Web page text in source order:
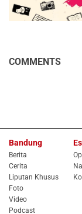
COMMENTS
Bandung
Berita
Cerita
Liputan Khusus
Foto
Video
Podcast